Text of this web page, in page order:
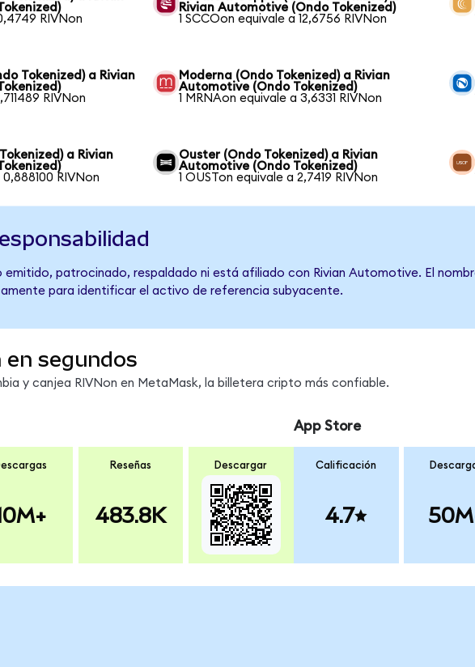
RIVNon
Rivian Automotive (Ondo Tokenized)
1 SCCOon equivale a 12,6756 RIVNon
Tokenized) a Rivian
RIVNon
Moderna (Ondo Tokenized) a Rivian
Automotive (Ondo Tokenized)
1 MRNAon equivale a 3,6331 RIVNon
a Rivian
RIVNon
Ouster (Ondo Tokenized) a Rivian
Automotive (Ondo Tokenized)
1 OUSTon equivale a 2,7419 RIVNon
emitido, patrocinado, respaldado ni está afiliado con Rivian Automotive. El
para identificar el activo de referencia subyacente.
en segundos
y canjea RIVNon en MetaMask, la billetera cripto más confiable.
Reseñas
483.8K
Descargar
App Store
Calificación
4.7